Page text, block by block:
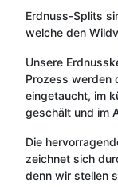
Erdnuss-Splits
welche den
Unsere
Prozess werden
eingetaucht, im
geschält und im
Die
zeichnet sich
denn wir stellen